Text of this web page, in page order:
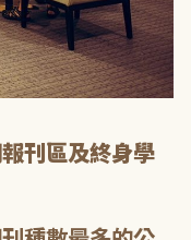
刊區及終身學